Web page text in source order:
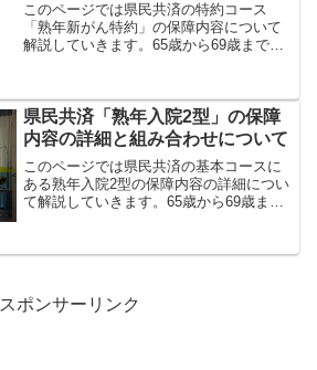
このページでは県民共済の特約コース
「熟年新がん特約」の保障内容について
解説していきます。65歳から69歳までの
加入する事が可能です。コース名からも
がんに対する保障強化と...
県民共済「熟年入院2型」の保障
内容の詳細と組み合わせについて
このページでは県民共済の基本コースに
ある熟年入院2型の保障内容の詳細につい
て解説していきます。65歳から69歳まで
したプランになります。こんな人におす
スポンサーリンク